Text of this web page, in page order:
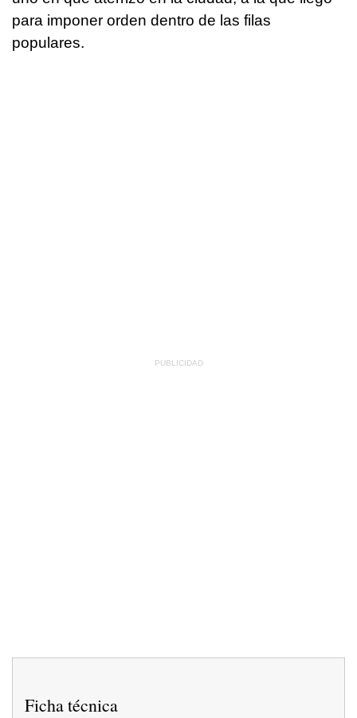
para imponer orden dentro de las filas
populares.
Ficha técnica